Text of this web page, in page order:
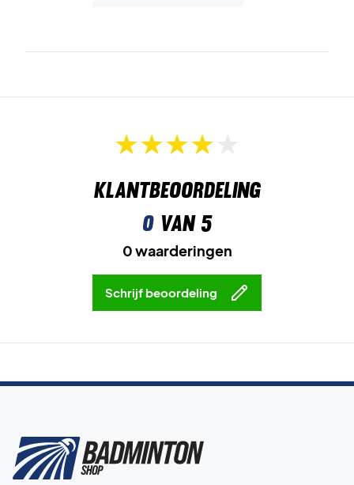
Afmetingen:75 x 19 x 32 cm.
Klantbeoordeling
0van 5
0 waarderingen
Schrijf beoordeling